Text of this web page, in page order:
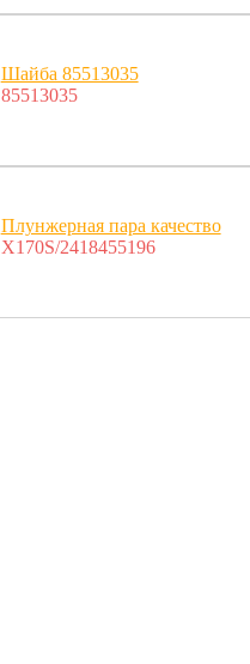
Шайба 85513035
85513035
Плунжерная пара качество
X170S/2418455196